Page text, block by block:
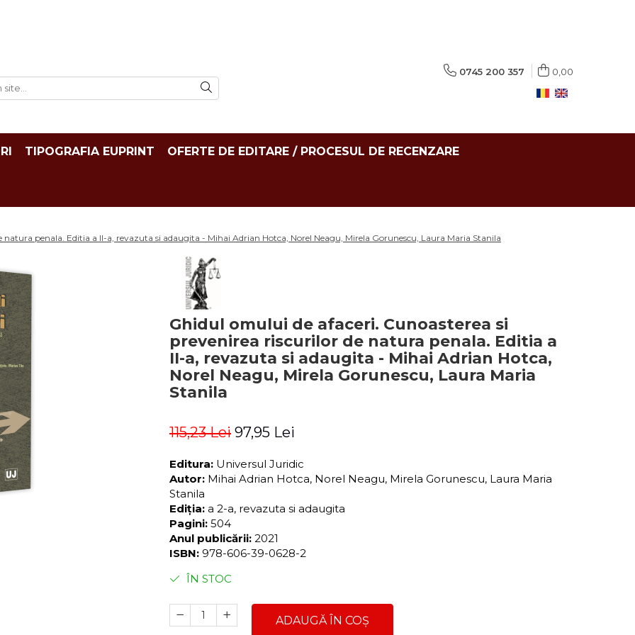
0745 200 357 0,00
TIPOGRAFIA EUPRINT OFERTE DE EDITARE / PROCESUL DE RECENZARE
penala. Editia a II-a, revazuta si adaugita - Mihai Adrian Hotca, Norel Neagu, Mirela Gorunescu, Laura Maria Stanila
Ghidul omului de afaceri. Cunoasterea si
prevenirea riscurilor de natura penala. Editia a
II-a, revazuta si adaugita - Mihai Adrian Hotca,
Norel Neagu, Mirela Gorunescu, Laura Maria
Stanila
115,23 Lei 97,95 Lei
Editura: Universul Juridic
Autor: Mihai Adrian Hotca, Norel Neagu, Mirela Gorunescu, Laura Maria
Stanila
Ediția: a 2-a, revazuta si adaugita
Pagini: 504
Anul publicării: 2021
ISBN: 978-606-39-0628-2
ÎN STOC
ADAUGĂ ÎN COȘ